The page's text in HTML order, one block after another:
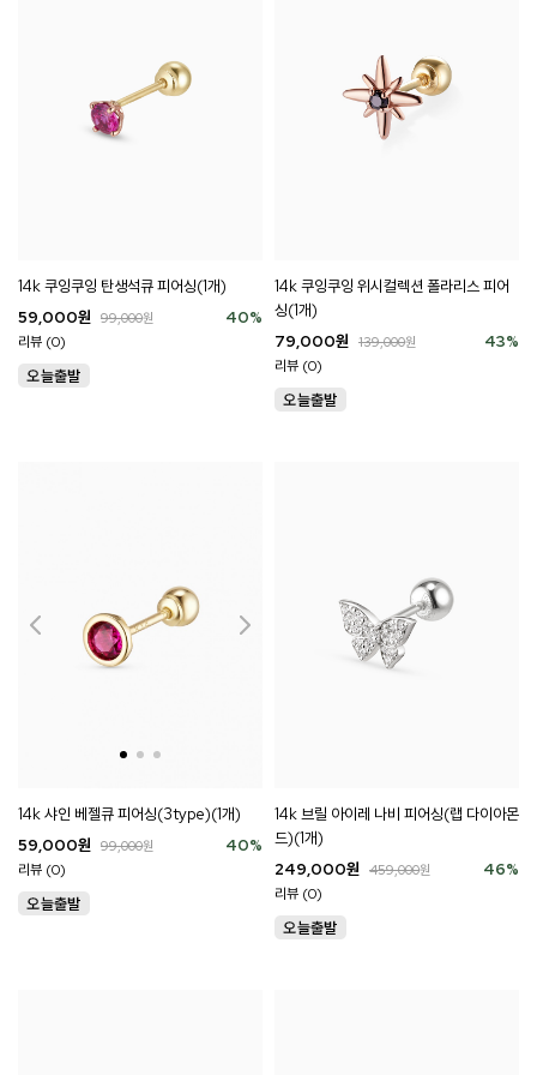
14k 쿠잉쿠잉 탄생석큐 피어싱(1개)
40%
59,000원 99,000원
리뷰 (0)
14k 쿠잉쿠잉 위시컬렉션 폴라리스 피어
싱(1개)
43%
79,000원 139,000원
리뷰 (0)
14k 샤인 베젤큐 피어싱(3type)(1개)
40%
59,000원 99,000원
리뷰 (0)
14k 브릴 아이레 나비 피어싱(랩 다이아몬
드)(1개)
46%
249,000원 459,000원
리뷰 (0)